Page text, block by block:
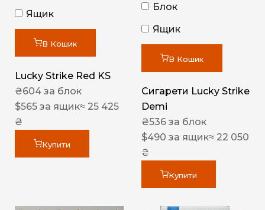
Ящик
В Кошик
Lucky Strike Red KS
₴604 за блок
$565 за ящик≈ 25 425
₴
Купити
Блок
Ящик
В Кошик
Сигарети Lucky Strike
Demi
₴536 за блок
$490 за ящик≈ 22 050
₴
Купити